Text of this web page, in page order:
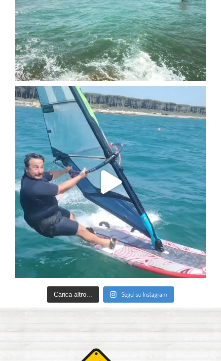
Carica altro... Segui su Instagram